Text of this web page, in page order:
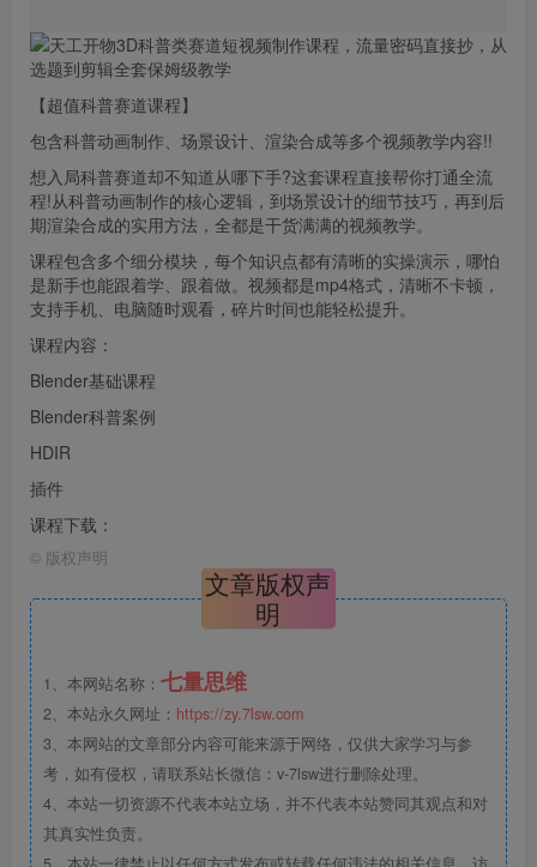
【超值科普赛道课程】
包含科普动画制作、场景设计、渲染合成等多个视频教学内容!!
想入局科普赛道却不知道从哪下手?这套课程直接帮你打通全流
程!从科普动画制作的核心逻辑，到场景设计的细节技巧，再到后
期渲染合成的实用方法，全都是干货满满的视频教学。
课程包含多个细分模块，每个知识点都有清晰的实操演示，哪怕
是新手也能跟着学、跟着做。视频都是mp4格式，清晰不卡顿，
支持手机、电脑随时观看，碎片时间也能轻松提升。
课程内容：
Blender基础课程
Blender科普案例
HDIR
插件
课程下载：
© 版权声明
文章版权声
明
1、本网站名称： 七量思维
2、本站永久网址： https://zy.7lsw.com
3、本网站的文章部分内容可能来源于网络，仅供大家学习与参
考，如有侵权，请联系站长微信：v-7lsw进行删除处理。
4、本站一切资源不代表本站立场，并不代表本站赞同其观点和对
其真实性负责。